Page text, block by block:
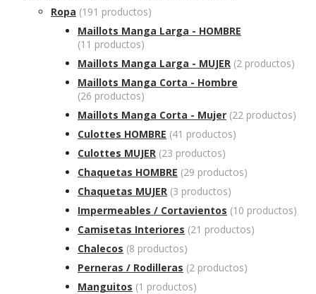
Ropa (191 productos)
Maillots Manga Larga - HOMBRE
(11 productos)
Maillots Manga Larga - MUJER (2 productos)
Maillots Manga Corta - Hombre
(26 productos)
Maillots Manga Corta - Mujer (22 productos)
Culottes HOMBRE (41 productos)
Culottes MUJER (23 productos)
Chaquetas HOMBRE (29 productos)
Chaquetas MUJER (3 productos)
Impermeables / Cortavientos (10 productos)
Camisetas Interiores (21 productos)
Chalecos (8 productos)
Perneras / Rodilleras (2 productos)
Manguitos (1 productos)